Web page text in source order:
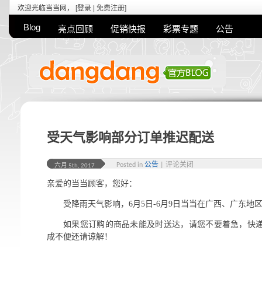
欢迎光临当当网， [登录 免费注册]
Blog 亮点回顾 促销快报 彩票专题 公告
受天气影响部分订单推迟配送
六月 5th, 2017 Posted in 公告 评论关闭
亲爱的当当顾客，您好：
受降雨天气影响，6月5日-6月9日当当在广西、广东地
如果您订购的商品未能及时送达，请您不要着急，快
成不便还请谅解！